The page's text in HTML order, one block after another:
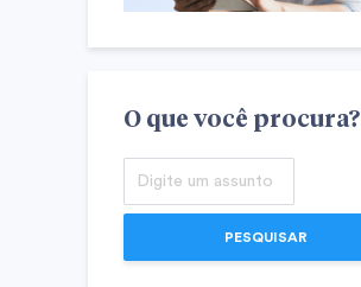
O que você procura?
PESQUISAR